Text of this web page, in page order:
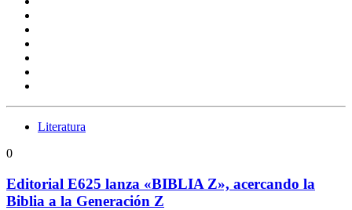
Literatura
0
Editorial E625 lanza «BIBLIA Z», acercando la
Biblia a la Generación Z